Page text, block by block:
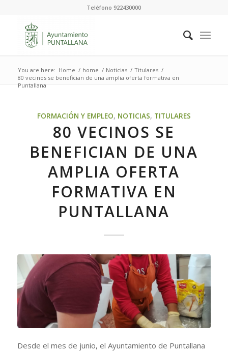
Teléfono 922430000
You are here: Home / home / Noticias / Titulares /
80 vecinos se benefician de una amplia oferta formativa en
Puntallana
FORMACIÓN Y EMPLEO, NOTICIAS, TITULARES
80 VECINOS SE
BENEFICIAN DE UNA
AMPLIA OFERTA
FORMATIVA EN
PUNTALLANA
Desde el mes de junio, el Ayuntamiento de Puntallana